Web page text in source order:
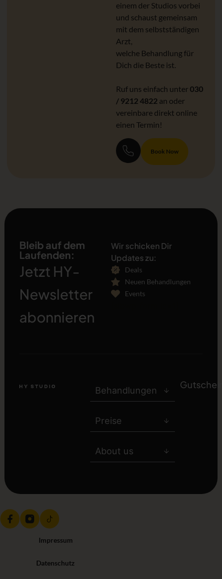
einem der Studios vorbei
und schaust gemeinsam
mit dem selbstständigen
Arzt,
welche Behandlung für
Dich die Beste ist.
Ruf uns einfach unter030
/ 9212 4822 an oder
vereinbare direkt online
einen Termin!
Book Now
Bleib auf dem
Laufenden:
Jetzt HY-
Newsletter
abonnieren
Wir schicken Dir
Updates zu:
Deals
Neuen Behandlungen
Events
Behandlungen
Preise
About us
Impressum
Datenschutz